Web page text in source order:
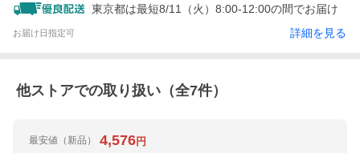
東京都は最短8/11（火）8:00-12:00の間でお届け
お届け日指定可 詳細を見る
他ストアでの取り扱い（全7件）
最安値 （新品） 4,576円